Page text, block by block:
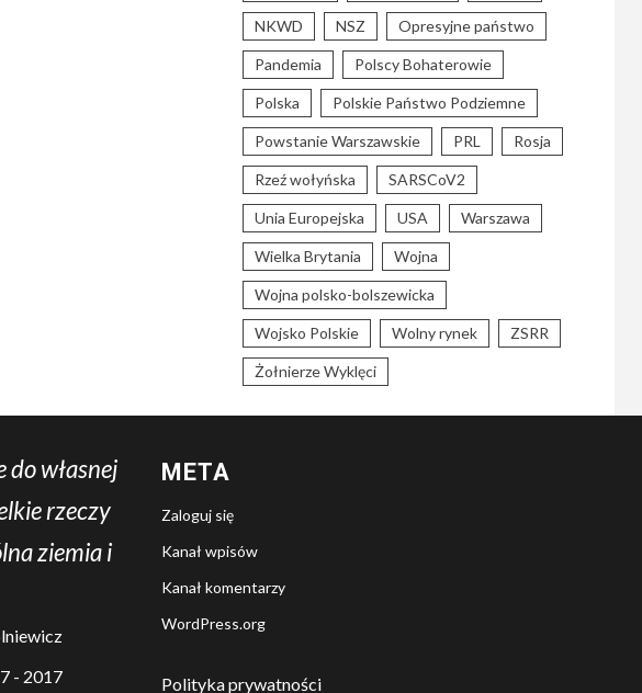
NKWD NSZ Opresyjne państwo
Pandemia Polscy Bohaterowie
Polska Polskie Państwo Podziemne
Powstanie Warszawskie PRL Rosja
Rzeź wołyńska SARSCoV2
Unia Europejska USA Warszawa
Wielka Brytania Wojna
Wojna polsko-bolszewicka
Wojsko Polskie Wolny rynek ZSRR
Żołnierze Wyklęci
własnej
rzeczy
ziemia i
- 2017
META
Zaloguj się
Kanał wpisów
Kanał komentarzy
WordPress.org
Polityka prywatności